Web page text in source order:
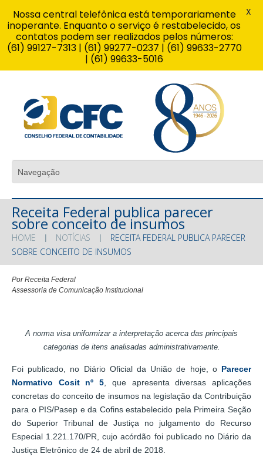
Receita Federal publica parecer
sobre conceito de insumos
HOME NOTÍCIAS
RECEITA FEDERAL PUBLICA PARECER
SOBRE CONCEITO DE INSUMOS
Por Receita Federal
Assessoria de Comunicação Institucional
A norma visa uniformizar a interpretação acerca das principais
categorias de itens analisadas administrativamente.
Foi publicado, no Diário Oficial da União de hoje, o Parecer
Normativo Cosit nº 5 , que apresenta diversas aplicações
concretas do conceito de insumos na legislação da Contribuição
para o PIS/Pasep e da Cofins estabelecido pela Primeira Seção
do Superior Tribunal de Justiça no julgamento do Recurso
Especial 1.221.170/PR, cujo acórdão foi publicado no Diário da
Justiça Eletrônico de 24 de abril de 2018.
Nossa central telefônica está temporariamente
inoperante. Enquanto o serviço é restabelecido, os
contatos podem ser realizados pelos números:
(61) 99127-7313 | (61) 99277-0237 | (61) 99633-2770
| (61) 99633-5016
X